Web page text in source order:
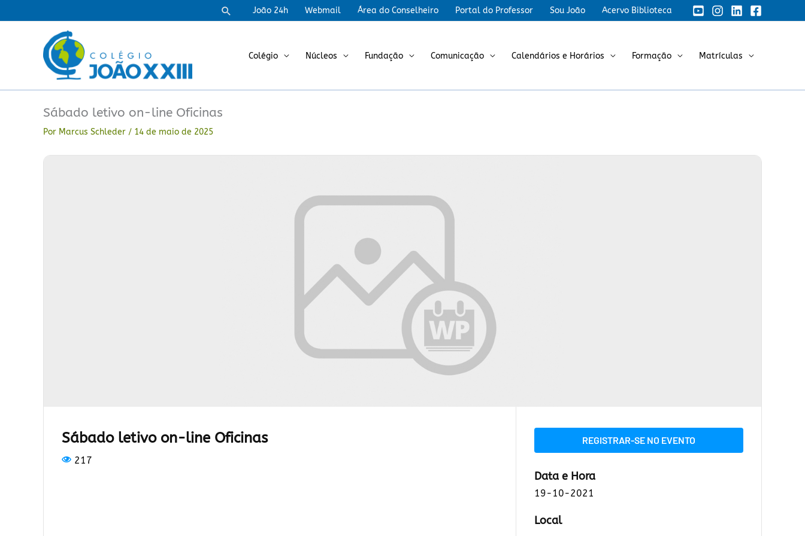
para
PesquisarJoão 24h Webmail Área do Conselheiro Portal do Professor Sou João Acervo Biblioteca
Colégio Núcleos Fundação Comunicação Calendários e Horários Formação Matrículas
Sábado letivo on-line Oficinas
Por Marcus Schleder / 14 de maio de 2025
Sábado letivo on-line Oficinas
217
REGISTRAR-SE NO EVENTO
Data e Hora
19-10-2021
Local